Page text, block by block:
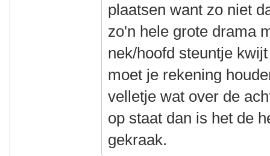
plaatsen want zo niet
zo'n hele grote drama
nek/hoofd steuntje
moet je rekening
velletje wat over de
op staat dan is het de
gekraak.